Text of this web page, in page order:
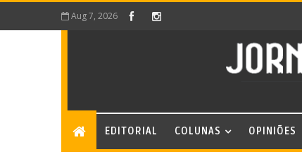
Aug 7, 2026
EDITORIAL COLUNAS OPINIÕES